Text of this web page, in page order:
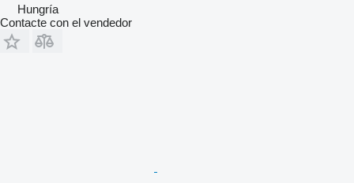
Hungría
Contacte con el vendedor